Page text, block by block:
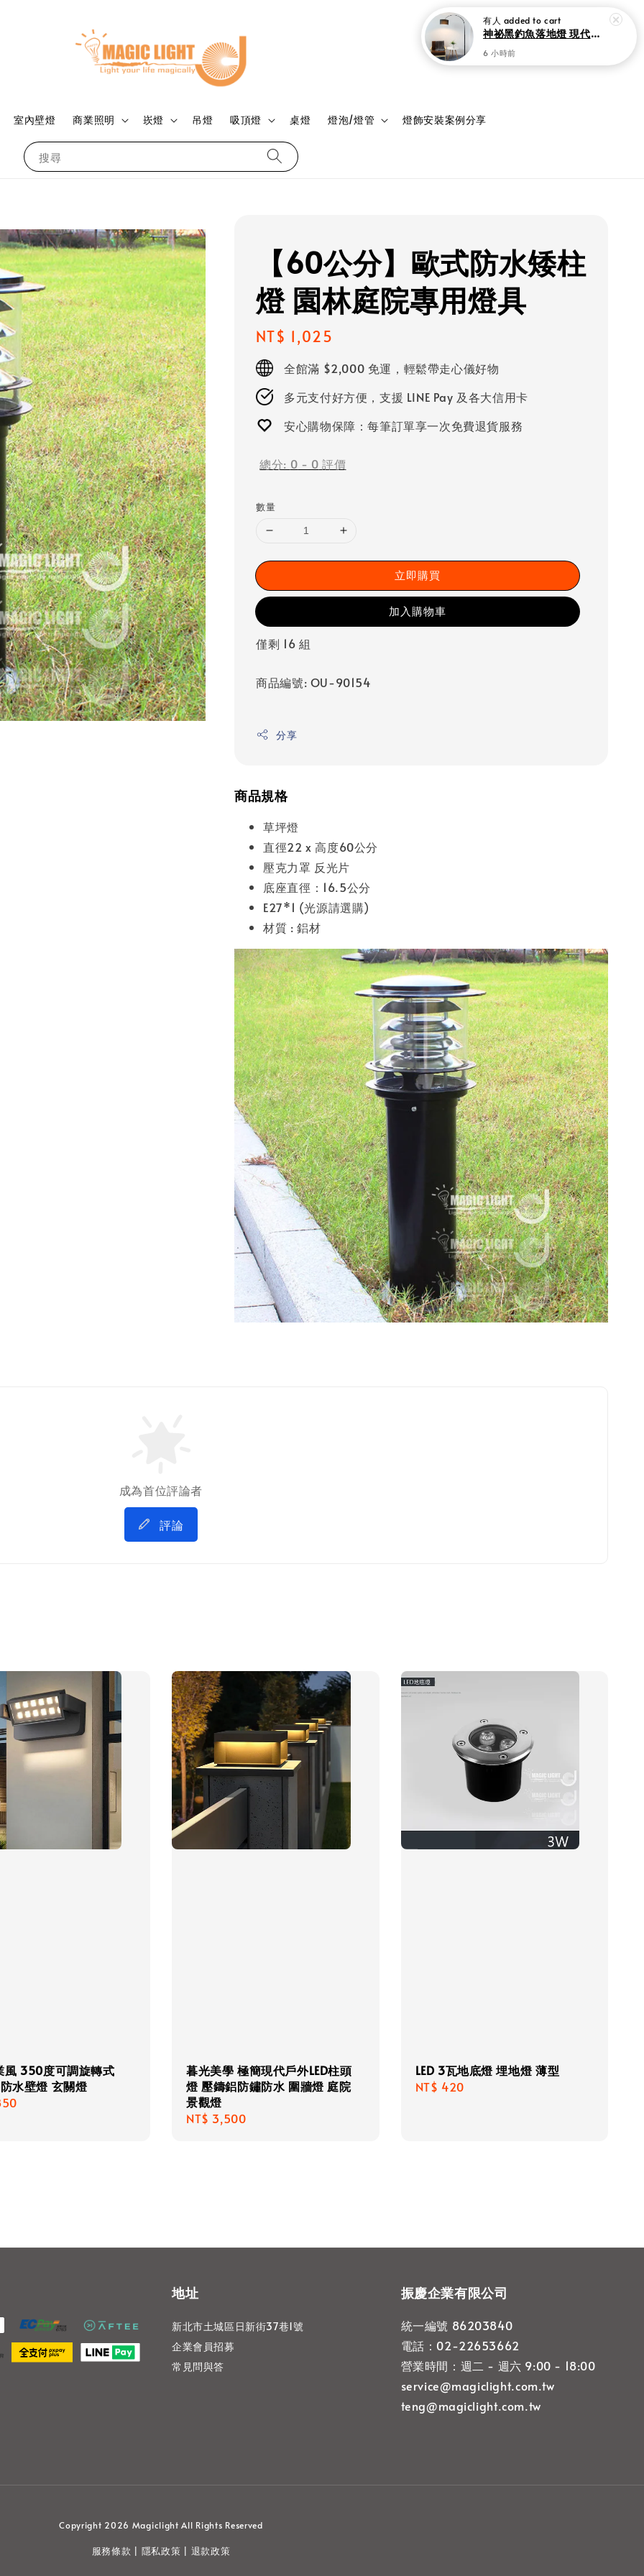
搜尋
室內壁燈 商業照明 崁燈 吊燈 吸頂燈 桌燈 燈泡/燈管 燈飾安裝案例分享
登入
【60公分】歐式防水矮柱
燈 園林庭院專用燈具
Regular
price
NT$ 1,025
全館滿 $2,000 免運，輕鬆帶走心儀好物
多元支付好方便，支援 LINE Pay 及各大信用卡
安心購物保障：每筆訂單享一次免費退貨服務
總分: 0 - 0 評價
數量
立即購買
加入購物車
僅剩 16 組
商品編號: OU-90154
分享
商品規格
草坪燈
直徑22 x 高度60公分
壓克力罩 反光片
底座直徑：16.5公分
E27*1 (光源請選購)
材質 : 鋁材
成為首位評論者
評論
風 350度可調旋轉式
水壁燈 玄關燈
暮光美學 極簡現代戶外LED柱頭
燈 壓鑄鋁防鏽防水 圍牆燈 庭院
景觀燈
Regular
NT$ 3,500
LED 3瓦地底燈 埋地燈 薄型
Regular
NT$ 420
地址
新北市土城區日新街37巷1號
企業會員招募
常見問與答
振慶企業有限公司
統一編號 86203840
電話：02-22653662
營業時間：週二 - 週六 9:00 - 18:00
service@magiclight.com.tw
teng@magiclight.com.tw
Copyright 2026 Magiclight All Rights Reserved
服務條款 | 隱私政策 | 退款政策